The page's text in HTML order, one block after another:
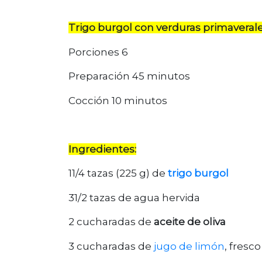
Trigo burgol con verduras
Porciones 6
Preparación 45 minutos
Cocción 10 minutos
Ingredientes:
11/4 tazas (225 g) de trigo burgol
31/2 tazas de agua hervida
2 cucharadas de aceite de oliva
3 cucharadas de jugo de limón, fresco